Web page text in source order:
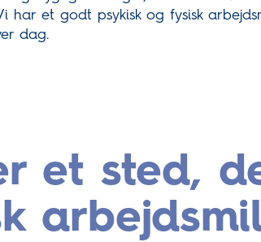
har et godt psykisk og fysisk
dag.
et sted,